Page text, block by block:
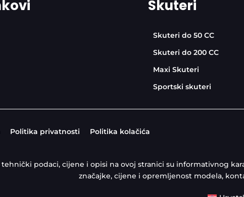
Skuteri
Skuteri do 50 CC
Skuteri do 200 CC
Maxi Skuteri
Sportski skuteri
Politika privatnosti Politika kolačića
tehnički podaci, cijene i opisi na ovoj stranici su informativnog
značajke, cijene i opremljenost modela,